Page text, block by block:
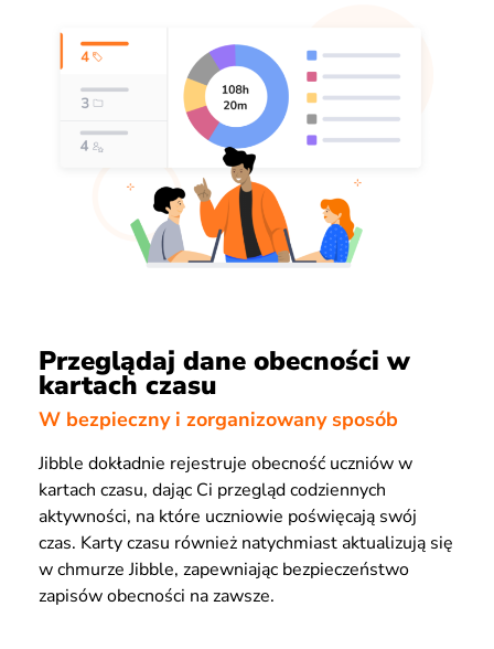
Przeglądaj dane obecności w
kartach czasu
W bezpieczny i zorganizowany sposób
Jibble dokładnie rejestruje obecność uczniów w
kartach czasu, dając Ci przegląd codziennych
aktywności, na które uczniowie poświęcają swój
czas. Karty czasu również natychmiast aktualizują się
w chmurze Jibble, zapewniając bezpieczeństwo
zapisów obecności na zawsze.